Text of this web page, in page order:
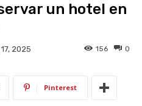
un hotel en
2025 0
156
Pinterest